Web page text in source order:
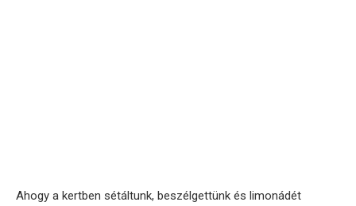
Ahogy a kertben sétáltunk, beszélgettünk és limonádét